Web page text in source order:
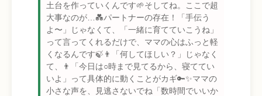
土台を作っていくんです🌱そしてね。ここで超
大事なのが…💑パートナーの存在！「手伝う
よ〜」じゃなくて、「一緒に育てていこうね」
って言ってくれるだけで、ママの心はふっと軽
くなるんです🍃👨「何してほしい？」じゃなく
て、👨「今日は○時まで見てるから、寝ててい
いよ」って具体的に動くことがカギ🔑✨ママの
小さな声を、見逃さないでね「数時間でいいか